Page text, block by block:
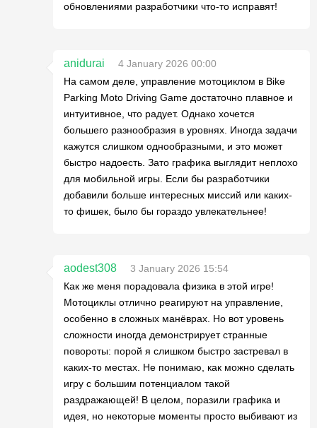
обновлениями разработчики что-то исправят!
anidurai
4 January 2026 00:00
На самом деле, управление мотоциклом в Bike
Parking Moto Driving Game достаточно плавное и
интуитивное, что радует. Однако хочется
большего разнообразия в уровнях. Иногда задачи
кажутся слишком однообразными, и это может
быстро надоесть. Зато графика выглядит неплохо
для мобильной игры. Если бы разработчики
добавили больше интересных миссий или каких-
то фишек, было бы гораздо увлекательнее!
aodest308
3 January 2026 15:54
Как же меня порадовала физика в этой игре!
Мотоциклы отлично реагируют на управление,
особенно в сложных манёврах. Но вот уровень
сложности иногда демонстрирует странные
повороты: порой я слишком быстро застревал в
каких-то местах. Не понимаю, как можно сделать
игру с большим потенциалом такой
раздражающей! В целом, поразили графика и
идея, но некоторые моменты просто выбивают из